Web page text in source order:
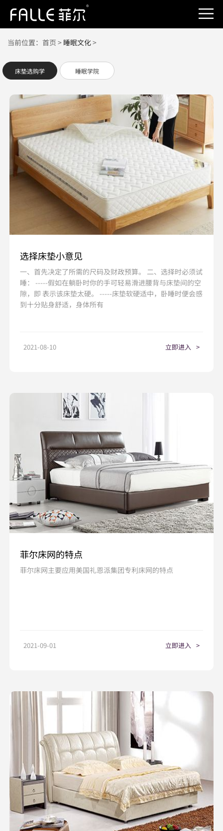
当前位置： 首页 > 睡眠文化>
床垫选购学 睡眠学院
选择床垫小意见
一、首先决定了所需的尺码及财政预算。 二、选择时必须试
睡： -----假如在躺卧时你的手可轻易滑进腰背与床垫间的空
隙，即 表示该床垫太硬。 -----床垫软硬适中，卧睡时便会感
到十分贴身舒适，身体所有
2021-08-10 立即进入 >
菲尔床网的特点
菲尔床网主要应用美国礼恩派集团专利床网的特点
2021-09-01 立即进入 >